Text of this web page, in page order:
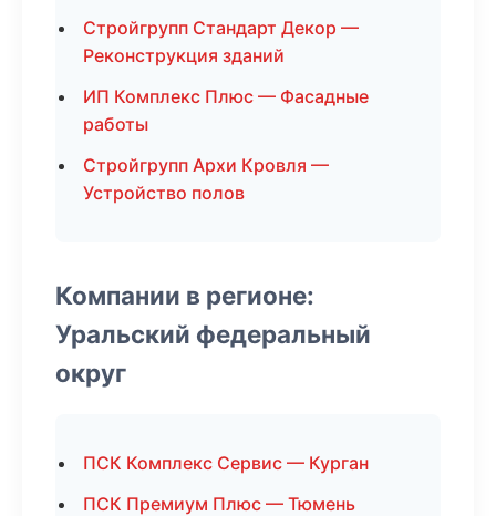
Стройгрупп Стандарт Декор —
Реконструкция зданий
ИП Комплекс Плюс — Фасадные
работы
Стройгрупп Архи Кровля —
Устройство полов
Компании в регионе:
Уральский федеральный
округ
ПСК Комплекс Сервис — Курган
ПСК Премиум Плюс — Тюмень